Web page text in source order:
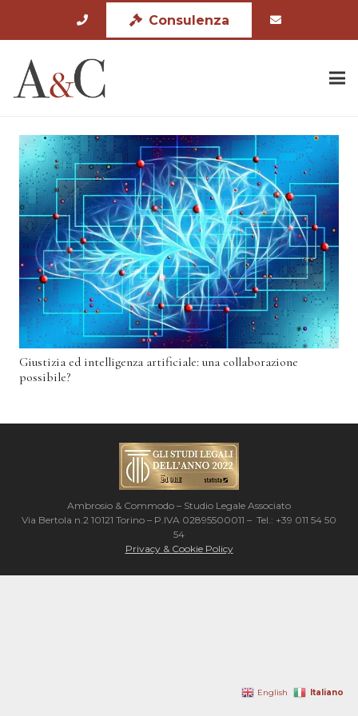
Consulenza
Giustizia ed intelligenza artificiale: una collaborazione
possibile?
Ambrosio & Commodo – Studio Legale Associato
Via Bertola n.2 10121 Torino – P.IVA 02895500011 – Tel.: +39 011 54 50
54
Privacy & Cookie Policy
English Italiano